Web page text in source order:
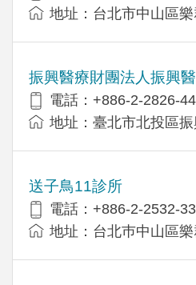
地址：台北市中山區
振興醫療財團法人振興
電話：+886-2-2826-
地址：臺北市北投區
送子鳥11診所
電話：+886-2-2532-
地址：台北巿中山區